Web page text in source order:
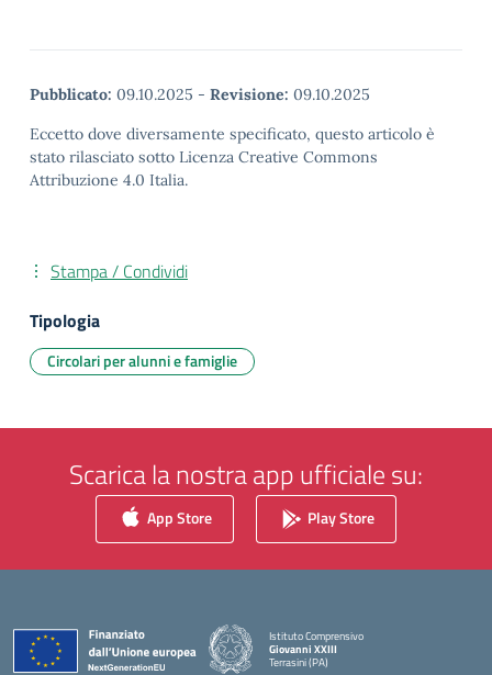
Pubblicato: 09.10.2025 - Revisione: 09.10.2025
Eccetto dove diversamente specificato, questo articolo è
stato rilasciato sotto Licenza Creative Commons
Attribuzione 4.0 Italia.
Stampa / Condividi
Tipologia
Circolari per alunni e famiglie
Scarica la nostra app ufficiale su:
App Store Play Store
Istituto Comprensivo
Giovanni XXIII
Terrasini (PA)